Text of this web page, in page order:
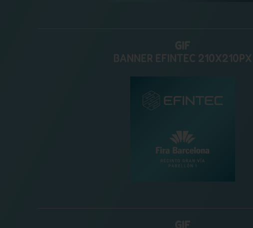
GIF
BANNER EFINTEC 210X210PX
GIF